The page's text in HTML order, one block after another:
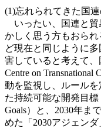
(1)忘れられてきた国連
いったい、国連と
かしく思う方もおられ
ど現在と同じように
害していると考えて
Centre on
動を監視し、ルール
た持続可能な開発目標
Goals）と、2030年ま
めた「2030アジェン